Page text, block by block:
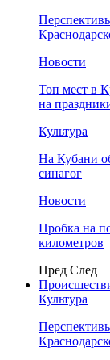
Новости
Топ мест в
на
Культура
На Кубани
синагог
Новости
Пробка на
километров
Пред След
Культура